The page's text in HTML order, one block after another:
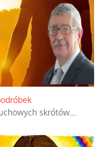
powstawania swoich
oraz